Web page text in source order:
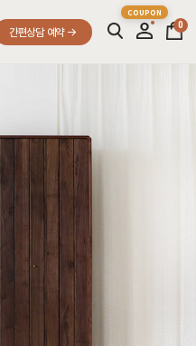
간편상담 예약
0